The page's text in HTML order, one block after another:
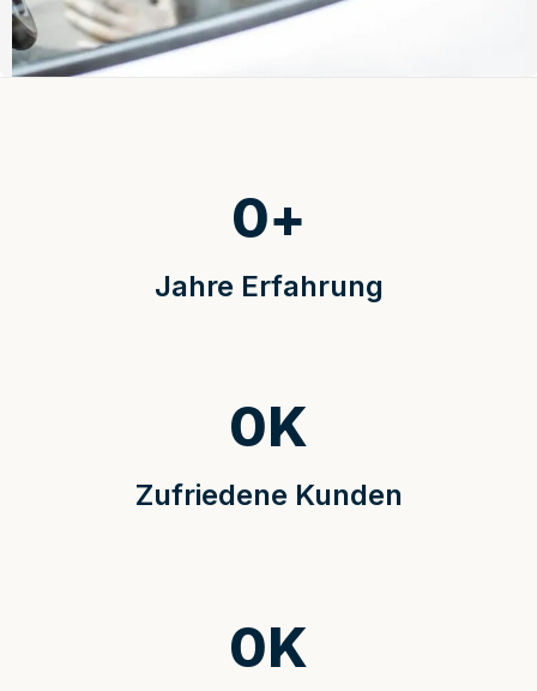
Jahre Erfahrung
0+
Zufriedene Kunden
0K
0K